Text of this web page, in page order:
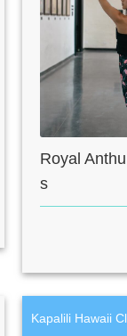
Royal
s
Kapalili Hawaii